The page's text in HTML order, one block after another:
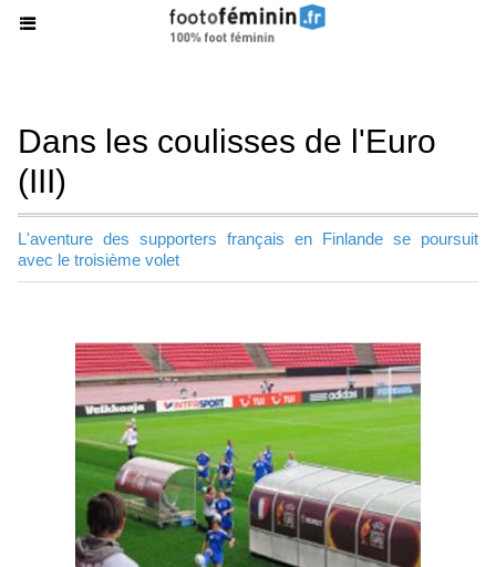
Dans les coulisses de l'Euro
(III)
L'aventure des supporters français en Finlande se poursuit
avec le troisième volet